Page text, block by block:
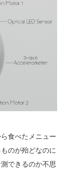
食べたメニュー
のが殆どなのに
できるのか不思